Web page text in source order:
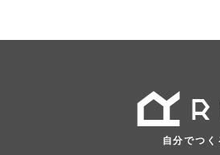
自分でつく